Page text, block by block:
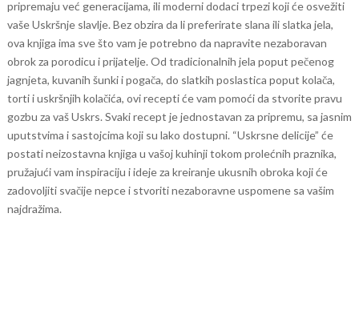
pripremaju već generacijama, ili moderni dodaci trpezi koji će osvežiti
vaše Uskršnje slavlje. Bez obzira da li preferirate slana ili slatka jela,
ova knjiga ima sve što vam je potrebno da napravite nezaboravan
obrok za porodicu i prijatelje. Od tradicionalnih jela poput pečenog
jagnjeta, kuvanih šunki i pogača, do slatkih poslastica poput kolača,
torti i uskršnjih kolačića, ovi recepti će vam pomoći da stvorite pravu
gozbu za vaš Uskrs. Svaki recept je jednostavan za pripremu, sa jasnim
uputstvima i sastojcima koji su lako dostupni. “Uskrsne delicije” će
postati neizostavna knjiga u vašoj kuhinji tokom prolećnih praznika,
pružajući vam inspiraciju i ideje za kreiranje ukusnih obroka koji će
zadovoljiti svačije nepce i stvoriti nezaboravne uspomene sa vašim
najdražima.